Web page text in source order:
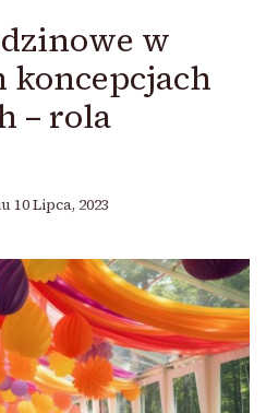
w
– rola
10 Lipca, 2023